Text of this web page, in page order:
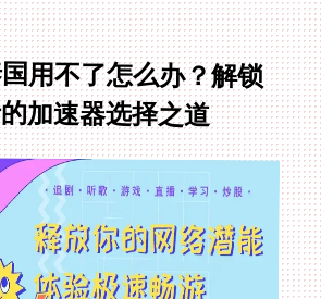
用不了怎么办？解锁
加速器选择之道